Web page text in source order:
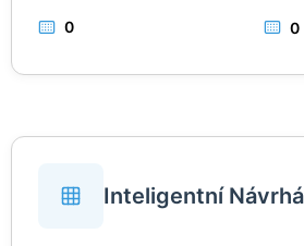
0 0
Inteligentní